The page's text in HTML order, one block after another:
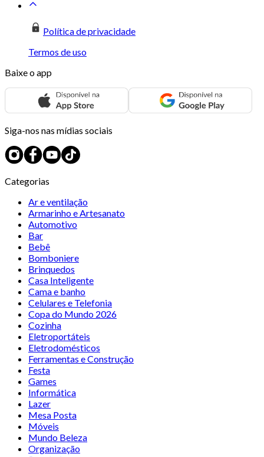
Política de privacidade
Termos de uso
Baixe o app
Siga-nos nas mídias sociais
Categorias
Ar e ventilação
Armarinho e Artesanato
Automotivo
Bar
Bebê
Bomboniere
Brinquedos
Casa Inteligente
Cama e banho
Celulares e Telefonia
Copa do Mundo 2026
Cozinha
Eletroportáteis
Eletrodomésticos
Ferramentas e Construção
Festa
Games
Informática
Lazer
Mesa Posta
Móveis
Mundo Beleza
Organização